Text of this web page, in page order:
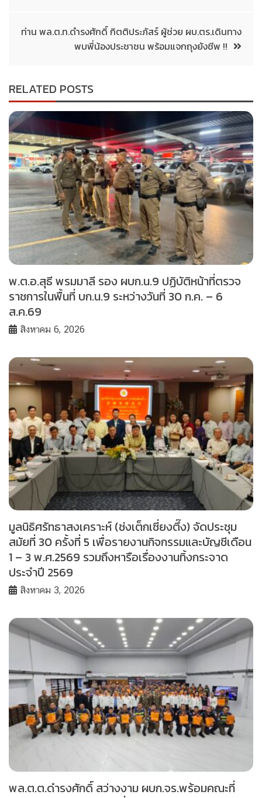
ท่าน พล.ต.ท.ดำรงศักดิ์ กิตติประภัสร์ ผู้ช่วย ผบ.ตร.เดินทาง
พบพี่น้องประชาชน พร้อมแจกถุงยังชีพ !!
RELATED POSTS
พ.ต.อ.สุธี พรมมาลี รอง ผบก.น.9 ปฏิบัติหน้าที่ตรวจ
ราชการในพื้นที่ บก.น.9 ระหว่างวันที่ 30 ก.ค. – 6
ส.ค.69
สิงหาคม 6, 2026
มูลนิธิศรัทธาสงเคราะห์ (ช่งเต็กเซี่ยงตึ๊ง) จัดประชุม
สมัยที่ 30 ครั้งที่ 5 เพื่อรายงานกิจกรรมและบัญชีเดือน
1 – 3 พ.ศ.2569 รวมถึงหารือเรื่องงานทิ้งกระจาด
ประจำปี 2569
สิงหาคม 3, 2026
พล.ต.ต.ดำรงศักดิ์ สว่างงาม ผบก.จร.พร้อมคณะที่